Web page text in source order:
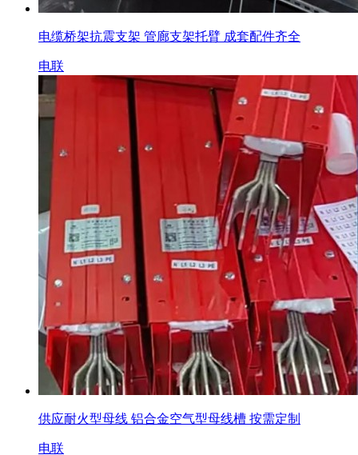
电缆桥架抗震支架 管廊支架托臂 成套配件齐全
电联
供应耐火型母线 铝合金空气型母线槽 按需定制
电联